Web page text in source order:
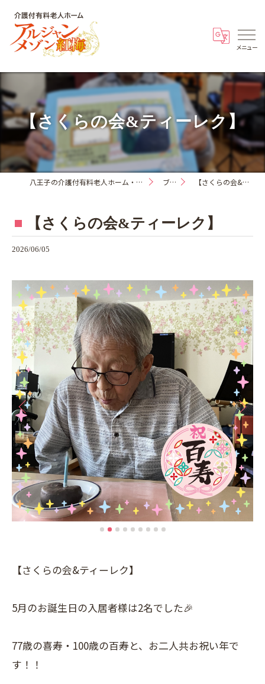
【さくらの会&ティーレク】
八王子の介護付有料老人ホーム・アルジャンメゾン紅梅 ブログ 【さくらの会&ティーレク】
【さくらの会&ティーレク】
2026/06/05
【さくらの会&ティーレク】
5月のお誕生日の入居者様は2名でした🎉
77歳の喜寿・100歳の百寿と、お二人共お祝い年で
す！！